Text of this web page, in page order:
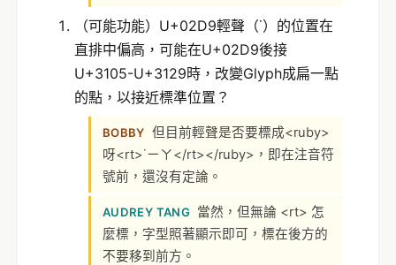
（可能功能）U+02D9輕聲（˙）的位置在
直排中偏高，可能在U+02D9後接
U+3105-U+3129時，改變Glyph成扁一點
的點，以接近標準位置？
BOBBY 但目前輕聲是否要標成<ruby>
呀<rt>˙ㄧㄚ</rt></ruby>，即在注音符
號前，還沒有定論。
AUDREY TANG 當然，但無論 <rt> 怎
麼標，字型照著顯示即可，標在後方的
不要移到前方。